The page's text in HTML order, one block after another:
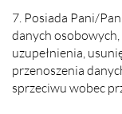
7. Posiada Pani/
danych
uzupełnienia,
przenoszenia
sprzeciwu wobec